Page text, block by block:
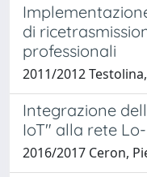
di
professionali
2011/2012
Integrazione
IoT" alla rete
2016/2017 Ceron,